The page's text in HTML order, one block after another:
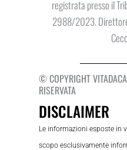
registrata presso il
2988/2023.
© COPYRIGHT
RISERVATA
DISCLAIMER
Le informazioni esposte in
scopo esclusivamente